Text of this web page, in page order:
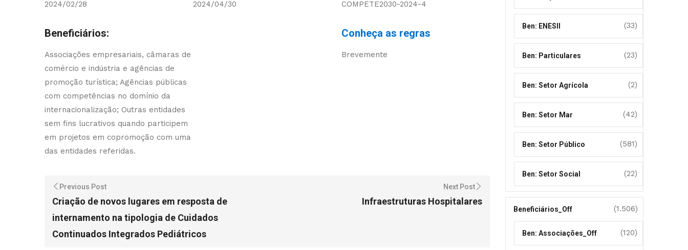
2024/02/28 2024/04/30 COMPETE2030-2024-4
Beneficiários:
Associações empresariais, câmaras de
comércio e indústria e agências de
promoção turística; Agências públicas
com competências no domínio da
internacionalização; Outras entidades
sem fins lucrativos quando participem
em projetos em copromoção com uma
das entidades referidas.
Conheça as regras
Brevemente
Previous Post
Criação de novos lugares em resposta de
internamento na tipologia de Cuidados
Continuados Integrados Pediátricos
Next Post
Infraestruturas Hospitalares
Ben: ENESII (33)
Ben: Particulares (23)
Ben: Setor Agrícola (2)
Ben: Setor Mar (42)
Ben: Setor Público (581)
Ben: Setor Social (22)
Beneficiários_Off (1.506)
Ben: Associações_Off (120)